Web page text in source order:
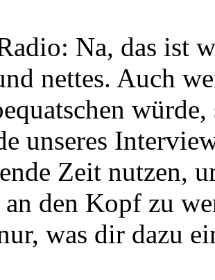
Na, das ist
nettes. Auch
unseres
Zeit nutzen,
den Kopf zu
was dir dazu